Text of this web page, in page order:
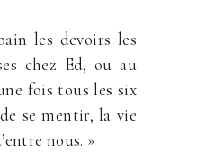
les devoirs les
chez Ed, ou au
fois tous les six
se mentir, la vie
nous. »